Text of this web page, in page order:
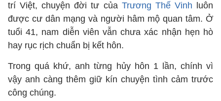
trí Việt, chuyện đời tư của Trương Thế Vinh luôn
được cư dân mạng và người hâm mộ quan tâm. Ở
tuổi 41, nam diễn viên vẫn chưa xác nhận hẹn hò
hay rục rịch chuẩn bị kết hôn.
Trong quá khứ, anh từng hủy hôn 1 lần, chính vì
vậy anh càng thêm giữ kín chuyện tình cảm trước
công chúng.